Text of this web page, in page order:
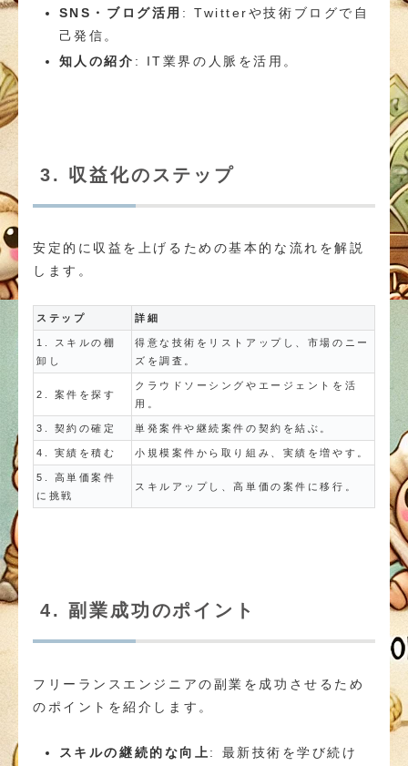
SNS・ブログ活用 : Twitterや技術ブログで自
己発信。
知人の紹介 : IT業界の人脈を活用。
3. 収益化のステップ
安定的に収益を上げるための基本的な流れを解説
します。
ステップ 詳細
1. スキルの棚
卸し
得意な技術をリストアップし、市場のニー
ズを調査。
2. 案件を探す
クラウドソーシングやエージェントを活
用。
3. 契約の確定 単発案件や継続案件の契約を結ぶ。
4. 実績を積む 小規模案件から取り組み、実績を増やす。
5. 高単価案件
に挑戦
スキルアップし、高単価の案件に移行。
4. 副業成功のポイント
フリーランスエンジニアの副業を成功させるため
のポイントを紹介します。
スキルの継続的な向上 : 最新技術を学び続け